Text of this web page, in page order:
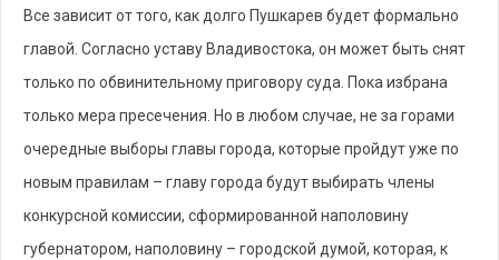
Все зависит от того, как долго Пушкарев будет формально
главой. Согласно уставу Владивостока, он может быть снят
только по обвинительному приговору суда. Пока избрана
только мера пресечения. Но в любом случае, не за горами
очередные выборы главы города, которые пройдут уже по
новым правилам – главу города будут выбирать члены
конкурсной комиссии, сформированной наполовину
губернатором, наполовину – городской думой, которая, к